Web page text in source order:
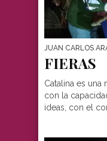
JUAN CARLOS
FIERAS
Catalina es una
con la
ideas, con el